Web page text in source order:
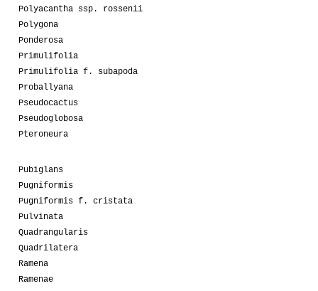
Polyacantha ssp. rossenii
Polygona
Ponderosa
Primulifolia
Primulifolia f. subapoda
Proballyana
Pseudocactus
Pseudoglobosa
Pteroneura
Pubiglans
Pugniformis
Pugniformis f. cristata
Pulvinata
Quadrangularis
Quadrilatera
Ramena
Ramenae